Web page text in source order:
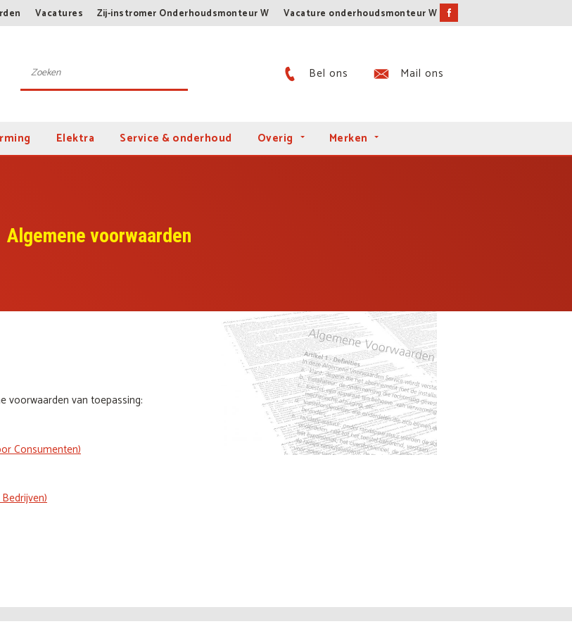
Vacatures Zij-instromer Onderhoudsmonteur W Vacature onderhoudsmonteur W
Bel ons Mail ons
Elektra Service & onderhoud Overig Merken
Algemene voorwaarden
voorwaarden van toepassing:
Consumenten)